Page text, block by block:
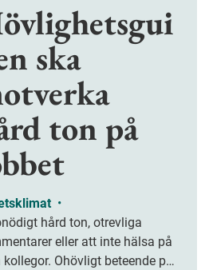
ska
ton på
•
hård ton, otrevliga
eller att inte hälsa på
kollegor. Ohövligt beteende på